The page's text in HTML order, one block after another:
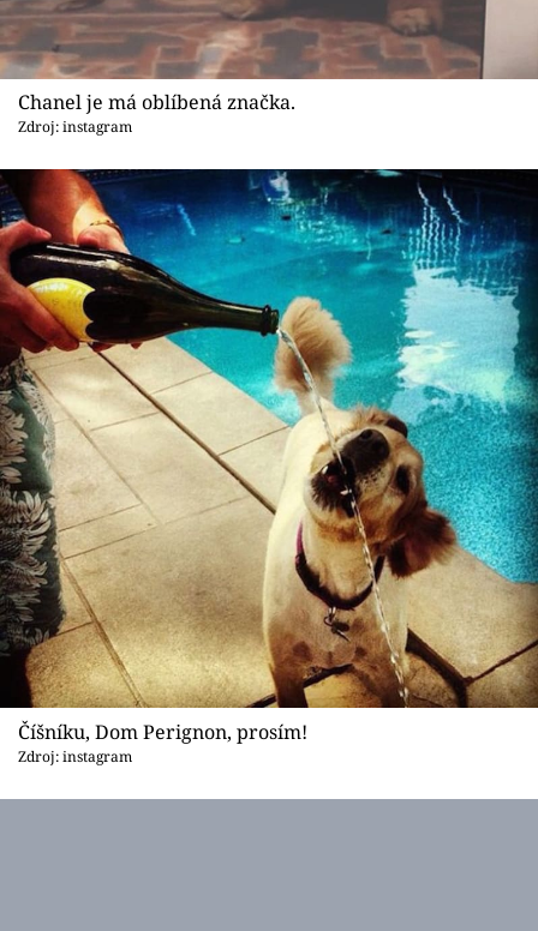
Chanel je má oblíbená značka.
Zdroj: instagram
Číšníku, Dom Perignon, prosím!
Zdroj: instagram